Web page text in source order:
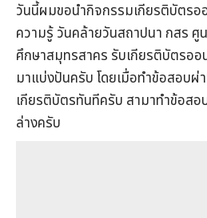
วันนี้ผมขอนำกิจกรรมเกียรติบัตรอ
ความรู้ วันคล้ายวันสถาปนา กสร ศู
ศึกษาสมุทรสาคร รับเกียรติบัตรอ
มาแบ่งปันครับ โดยเมื่อทำข้อสอบ
เกียรติบัตรทันทีครับ สามาทำข้อส
ล่างครับ